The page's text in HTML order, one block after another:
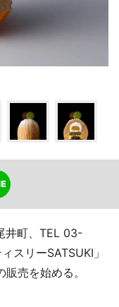
井町、TEL 03-
スリーSATSUKI」
売を始める。